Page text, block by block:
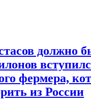
должно
фермера,
из России